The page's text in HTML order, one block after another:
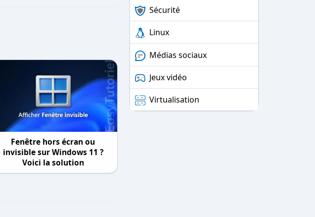
Fenêtre hors écran ou
invisible sur Windows 11 ?
Voici la solution
Sécurité
Linux
Médias sociaux
Jeux vidéo
Virtualisation